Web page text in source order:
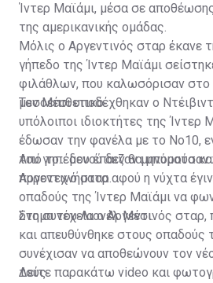
Ίντερ Μαϊάμι, μέσα σε
της αμερικανικής ομάδας.
Μόλις ο Αργεντινός σταρ έκανε
γήπεδο της Ίντερ Μαϊάμι
φιλάθλων, που καλωσόρισαν στο
μεσοεπιθετικό.
Τον Μέσι υποδέχθηκαν ο
υπόλοιποι ιδιοκτήτες της Ίντερ
έδωσαν την φανέλα με το Νο10,
του γηπέδου έπαιζαν μηνύματα
Αργεντινό σταρ.
Από το... μενού δεν θα μπορούσαν
πυροτεχνήματα αφού η νύχτα
οπαδούς της Ίντερ Μαϊάμι να
όνομα του Λιονέλ Μέσι.
Στη συνέχεια ο Αργεντινός
και απευθύνθηκε στους οπαδούς
συνέχισαν να αποθεώνουν τον
τους.
Δείτε παρακάτω video και